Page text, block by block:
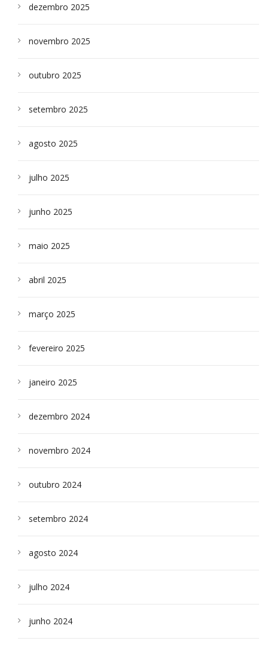
dezembro 2025
novembro 2025
outubro 2025
setembro 2025
agosto 2025
julho 2025
junho 2025
maio 2025
abril 2025
março 2025
fevereiro 2025
janeiro 2025
dezembro 2024
novembro 2024
outubro 2024
setembro 2024
agosto 2024
julho 2024
junho 2024